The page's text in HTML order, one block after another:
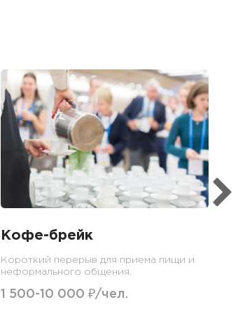
Кофе-брейк
Короткий перерыв для приема пищи и
неформального общения.
1 500-10 000 ₽/чел.